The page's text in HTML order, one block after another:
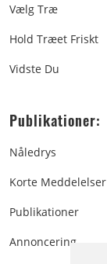
Vælg Træ
Hold Træet Friskt
Vidste Du
Publikationer:
Nåledrys
Korte Meddelelser
Publikationer
Annoncering